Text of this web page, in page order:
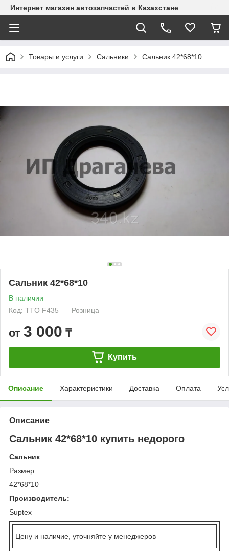
Интернет магазин автозапчастей в Казахстане
Товары и услуги Сальники Сальник 42*68*10
Сальник 42*68*10
В наличии
Код: TTO F435
Розница
от 3 000 ₸
Купить
Описание Характеристики Доставка Оплата
Описание
Сальник 42*68*10 купить недорого
Сальник
Размер :
42*68*10
Производитель:
Suptex
Цену и наличие, уточняйте у менеджеров